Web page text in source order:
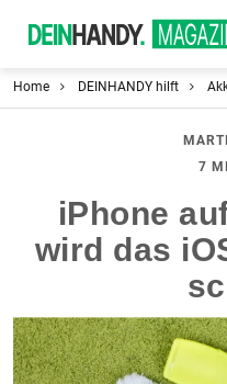
Home DEINHANDY hilft
7
iPhone
wird das